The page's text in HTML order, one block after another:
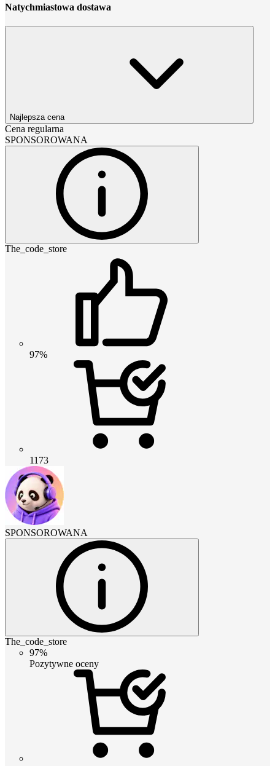
Natychmiastowa dostawa
Najlepsza cena
Cena regularna
SPONSOROWANA
The_code_store
97%
1173
SPONSOROWANA
The_code_store
97%
Pozytywne oceny